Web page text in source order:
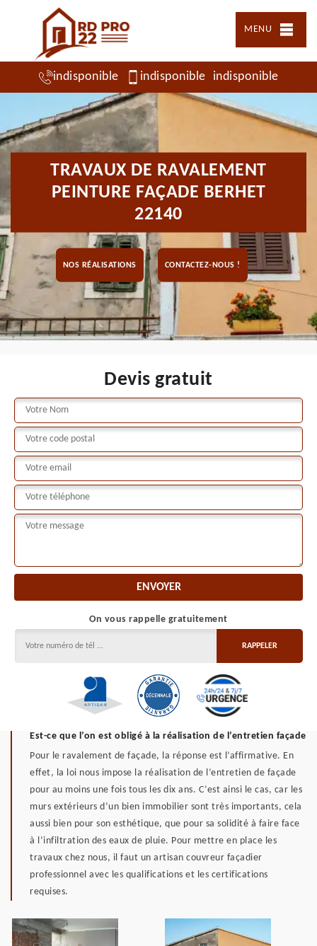
MENU
indisponible indisponible indisponible
TRAVAUX DE RAVALEMENT
PEINTURE FAÇADE BERHET
22140
NOS RÉALISATIONS CONTACTEZ-NOUS !
Devis gratuit
On vous rappelle gratuitement
Est-ce que l’on est obligé à la réalisation de l’entretien façade
Pour le ravalement de façade, la réponse est l’affirmative. En
effet, la loi nous impose la réalisation de l’entretien de façade
pour au moins une fois tous les dix ans. C’est ainsi le cas, car les
murs extérieurs d’un bien immobilier sont très importants, cela
aussi bien pour son esthétique, que pour sa solidité à faire face
à l’infiltration des eaux de pluie. Pour mettre en place les
travaux chez nous, il faut un artisan couvreur façadier
professionnel avec les qualifications et les certifications
requises.